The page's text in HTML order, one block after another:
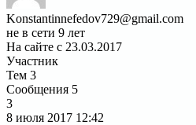
Konstantinnefedov729@gmail.com
не в сети 9 лет
На сайте с 23.03.2017
Участник
Тем 3
Сообщения 5
3
8 июля 2017 12:42